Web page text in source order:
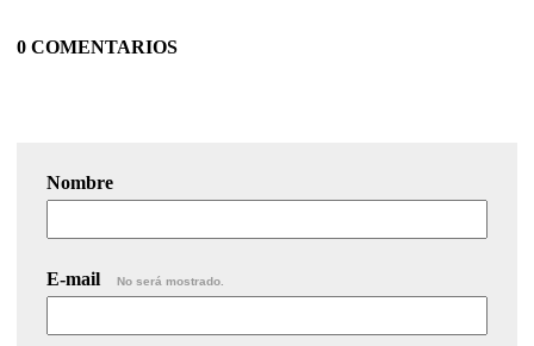
0 COMENTARIOS
Nombre
E-mail No será mostrado.